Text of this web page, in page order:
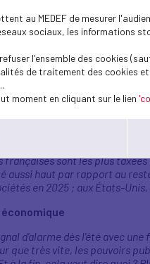
d'improductifs dans les
gens qui sont en première
200 000 entreprises, plus
d'impôts et de taxes tous
pour la croissance, pour
l'inverse de ce que fait la
pèsent sur les entreprises
françaises sont les plus
aussi haut par rapport au
en 2025 ; aux États-
d'alarme dès l'été avec
que très vite, les pouvoirs
au MEDEF de mesurer
sociaux, les informations
l'ensemble des cookies
de traitement des cookies
moment en cliquant sur le lien